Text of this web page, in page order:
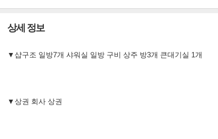
상세 정보
▼샵구조 일방7개 샤워실 일방 구비 상주 방3개 큰대기실 1개
▼상권 회사 상권